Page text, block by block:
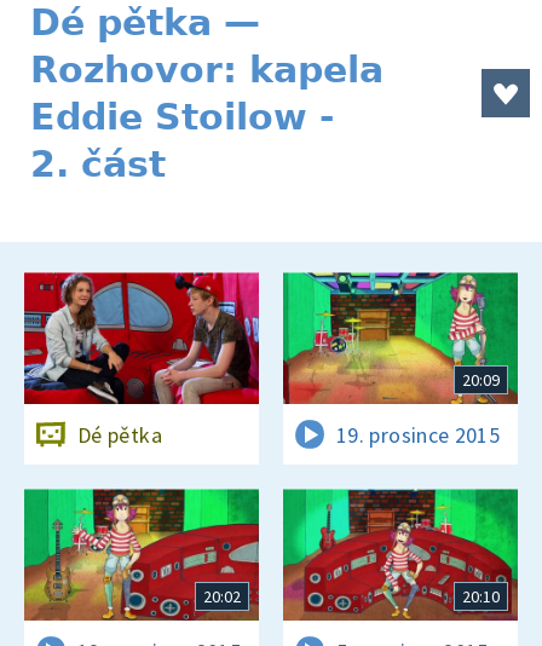
Dé pětka —
Rozhovor: kapela
Eddie Stoilow -
2. část
Dé pětka
20:09
19. prosince 2015
20:02 20:10